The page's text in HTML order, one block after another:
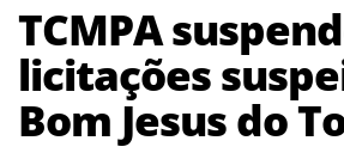
TCMPA
licitações
Bom Jesus do